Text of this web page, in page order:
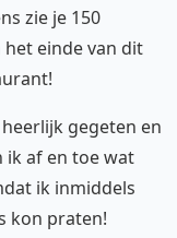
zie je 150
einde van dit
gegeten en
ik af en toe wat
ik inmiddels
kon praten!